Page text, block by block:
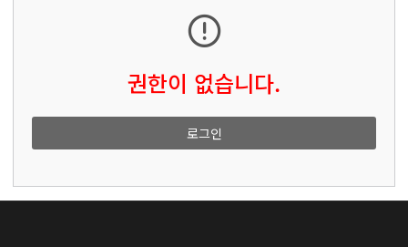
권한이 없습니다.
로그인